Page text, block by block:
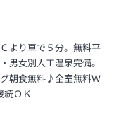
より車で５分。無料平
男女別人工温泉完備。
朝食無料♪全室無料Ｗ
続ＯＫ